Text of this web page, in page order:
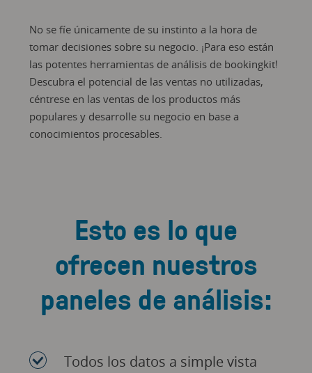
No se fíe únicamente de su instinto a la hora de
tomar decisiones sobre su negocio. ¡Para eso están
las potentes herramientas de análisis de bookingkit!
Descubra el potencial de las ventas no utilizadas,
céntrese en las ventas de los productos más
populares y desarrolle su negocio en base a
conocimientos procesables.
Esto es lo que
ofrecen nuestros
paneles de análisis:
Todos los datos a simple vista